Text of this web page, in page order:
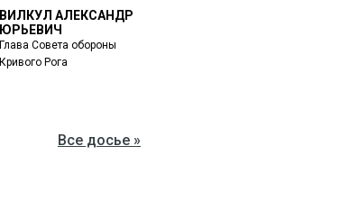
ВИЛКУЛ АЛЕКСАНДР
ЮРЬЕВИЧ
Глава Совета обороны
Кривого Рога
Все досье »